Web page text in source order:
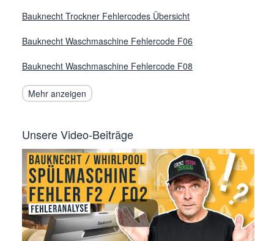
Bauknecht Trockner Fehlercodes Übersicht
Bauknecht Waschmaschine Fehlercode F06
Bauknecht Waschmaschine Fehlercode F08
Mehr anzeigen
Unsere Video-Beiträge